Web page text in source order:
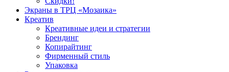
Экраны в ТРЦ «Мозаика»
Креатив
Креативные идеи и стратегии
Брендинг
Копирайтинг
Фирменный стиль
Упаковка